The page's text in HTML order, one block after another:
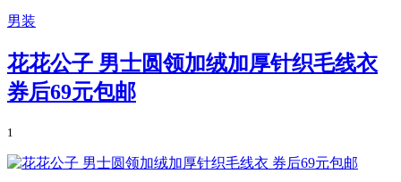
男装
花花公子 男士圆领加绒加厚针织毛线衣
券后69元包邮
1